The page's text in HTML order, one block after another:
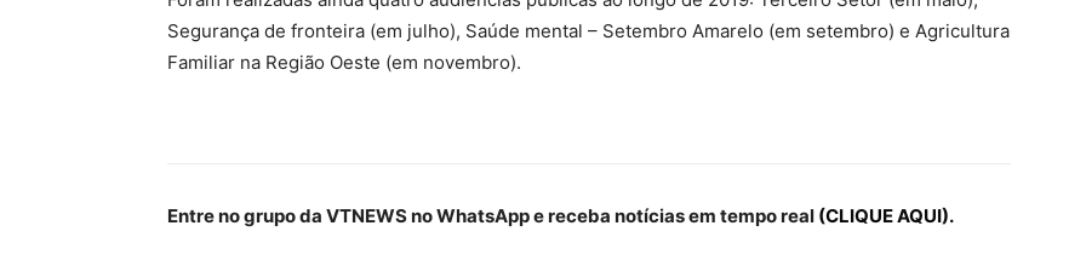
Segurança de fronteira (em julho), Saúde mental – Setembro Amarelo (em setembro) e Agricultura
Familiar na Região Oeste (em novembro).
Entre no grupo da VTNEWS no WhatsApp e receba notícias em tempo real (CLIQUE AQUI).